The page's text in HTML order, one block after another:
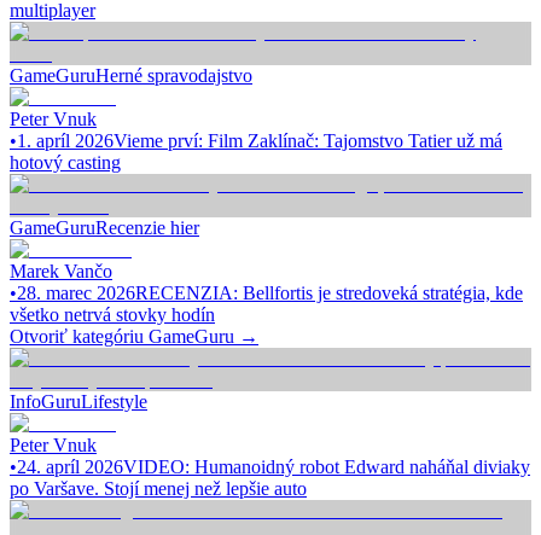
multiplayer
GameGuruHerné spravodajstvo
Peter Vnuk
•1. apríl 2026Vieme prví: Film Zaklínač: Tajomstvo Tatier už má
hotový casting
GameGuruRecenzie hier
Marek Vančo
•28. marec 2026RECENZIA: Bellfortis je stredoveká stratégia, kde
všetko netrvá stovky hodín
Otvoriť kategóriu GameGuru →
InfoGuruLifestyle
Peter Vnuk
•24. apríl 2026VIDEO: Humanoidný robot Edward naháňal diviaky
po Varšave. Stojí menej než lepšie auto